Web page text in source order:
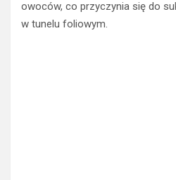
w tunelu foliowym.